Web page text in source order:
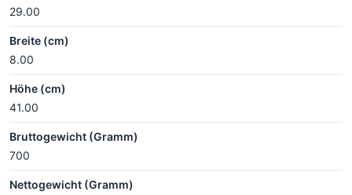
29.00
Breite (cm)
8.00
Höhe (cm)
41.00
Bruttogewicht (Gramm)
700
Nettogewicht (Gramm)